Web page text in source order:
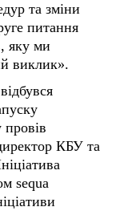
яку ми
виклик».
провів
КБУ та
sequa
в
довіри та